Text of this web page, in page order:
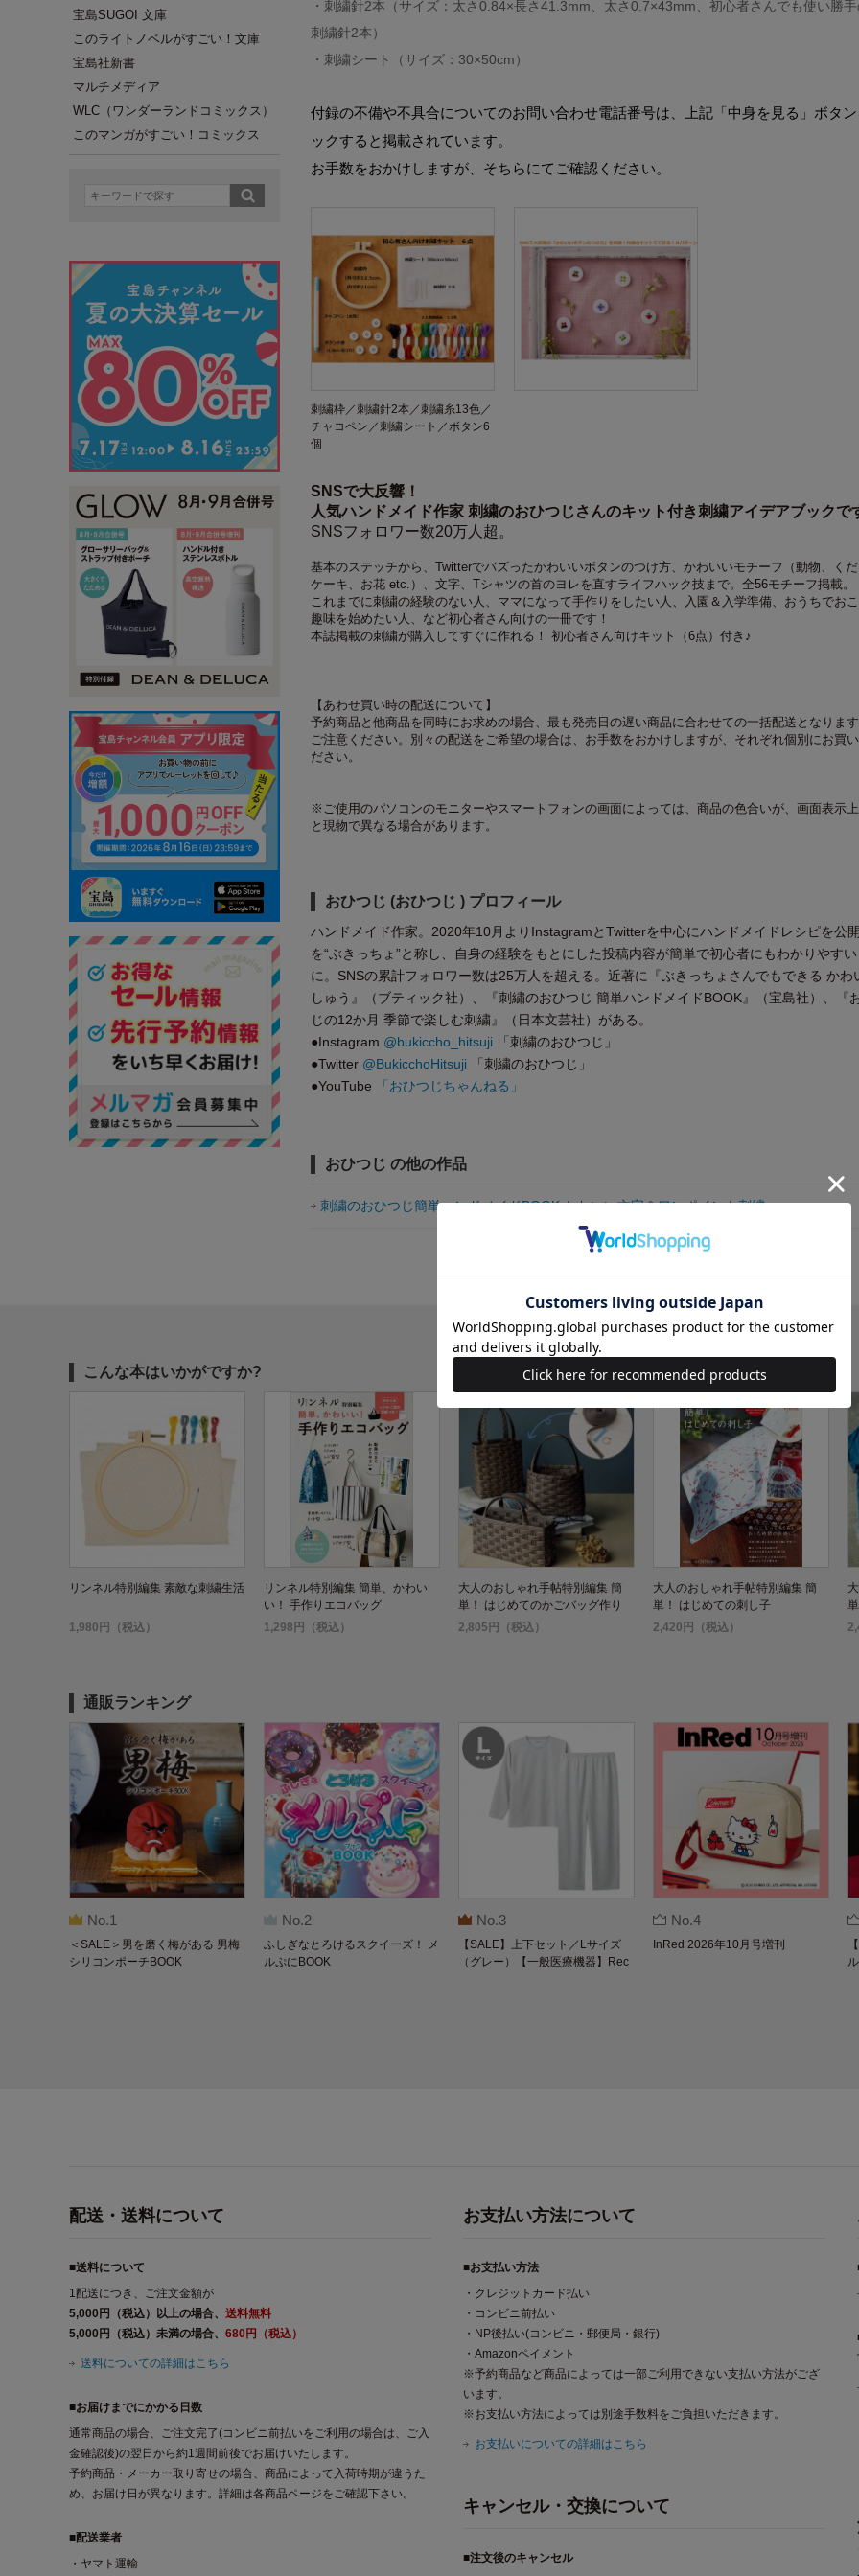
宝島SUGOI 文庫
このライトノベルがすごい！文庫
宝島社新書
マルチメディア
WLC（ワンダーランドコミックス）
このマンガがすごい！コミックス
・刺繍針2本（サイズ：太さ0.84×長さ41.3mm、太さ0.7×43mm、初心者さんでも使い勝
刺繍針2本）
・刺繍シート（サイズ：30×50cm）
付録の不備や不具合についてのお問い合わせ電話番号は、上記「中身を見る」ボタン
ックすると掲載されています。
お手数をおかけしますが、そちらにてご確認ください。
刺繍枠／刺繍針2本／刺繍糸13色／
チャコペン／刺繍シート／ボタン6
個
SNSで大反響！
人気ハンドメイド作家 刺繍のおひつじさんのキット付き刺繍アイデアブックで
SNSフォロワー数20万人超。
基本のステッチから、Twitterでバズったかわいいボタンのつけ方、かわいいモチーフ（動物、くだ
ケーキ、お花 etc.）、文字、Tシャツの首のヨレを直すライフハック技まで。全56モチーフ掲載。
これまでに刺繍の経験のない人、ママになって手作りをしたい人、入園＆入学準備、おうちでお
趣味を始めたい人、など初心者さん向けの一冊です！
本誌掲載の刺繍が購入してすぐに作れる！ 初心者さん向けキット（6点）付き♪
【あわせ買い時の配送について】
予約商品と他商品を同時にお求めの場合、最も発売日の遅い商品に合わせての一括配送となります
ご注意ください。別々の配送をご希望の場合は、お手数をおかけしますが、それぞれ個別にお買い
ださい。
※ご使用のパソコンのモニターやスマートフォンの画面によっては、商品の色合いが、画面表示
と現物で異なる場合があります。
おひつじ (おひつじ ) プロフィール
ハンドメイド作家。2020年10月よりInstagramとTwitterを中心にハンドメイドレシピを公
を“ぶきっちょ”と称し、自身の経験をもとにした投稿内容が簡単で初心者にもわかりやすい
に。SNSの累計フォロワー数は25万人を超える。近著に『ぶきっちょさんでもできる かわ
しゅう』（ブティック社）、『刺繍のおひつじ 簡単ハンドメイドBOOK』（宝島社）、『
じの12か月 季節で楽しむ刺繍』（日本文芸社）がある。
●Instagram @bukiccho_hitsuji 「刺繍のおひつじ」
●Twitter @BukicchoHitsuji 「刺繍のおひつじ」
●YouTube
「おひつじちゃんねる」
おひつじ の他の作品
刺繍のおひつじ簡単ハンドメイドBOOK かわいい文字＆ワンポイント刺繍
こんな本はいかがですか?
リンネル特別編集 素敵な刺繍生活
1,980円（税込）
リンネル特別編集 簡単、かわい
い！ 手作りエコバッグ
1,298円（税込）
大人のおしゃれ手帖特別編集 簡
単！ はじめてのかごバッグ作り
2,805円（税込）
大人のおしゃれ手帖特別編集 簡
単！ はじめての刺し子
2,420円（税込）
通販ランキング
No.1
＜SALE＞男を磨く梅がある 男梅
シリコンポーチBOOK
No.2
ふしぎなとろけるスクイーズ！ メ
ルぷにBOOK
No.3
【SALE】上下セット／Lサイズ
（グレー）【一般医療機器】Rec
No.4
InRed 2026年10月号増刊
配送・送料について
■送料について
1配送につき、ご注文金額が
5,000円（税込）以上の場合、 送料無料
5,000円（税込）未満の場合、 680円（税込）
送料についての詳細はこちら
■お届けまでにかかる日数
通常商品の場合、ご注文完了(コンビニ前払いをご利用の場合は、ご入
金確認後)の翌日から約1週間前後でお届けいたします。
予約商品・メーカー取り寄せの場合、商品によって入荷時期が違うた
め、お届け日が異なります。詳細は各商品ページをご確認下さい。
■配送業者
・ヤマト運輸
お支払い方法について
■お支払い方法
・クレジットカード払い
・コンビニ前払い
・NP後払い(コンビニ・郵便局・銀行)
・Amazonペイメント
※予約商品など商品によっては一部ご利用できない支払い方法がござ
います。
※お支払い方法によっては別途手数料をご負担いただきます。
お支払いについての詳細はこちら
キャンセル・交換について
■注文後のキャンセル